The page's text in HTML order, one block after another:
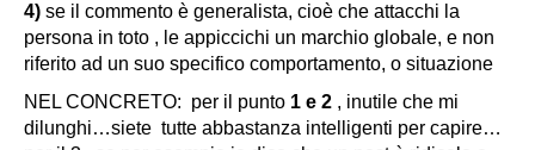
4) se il commento è generalista, cioè che attacchi la
persona in toto , le appiccichi un marchio globale, e non
riferito ad un suo specifico comportamento, o situazione
NEL CONCRETO: per il punto 1 e 2 , inutile che mi
dilunghi…siete tutte abbastanza intelligenti per capire…